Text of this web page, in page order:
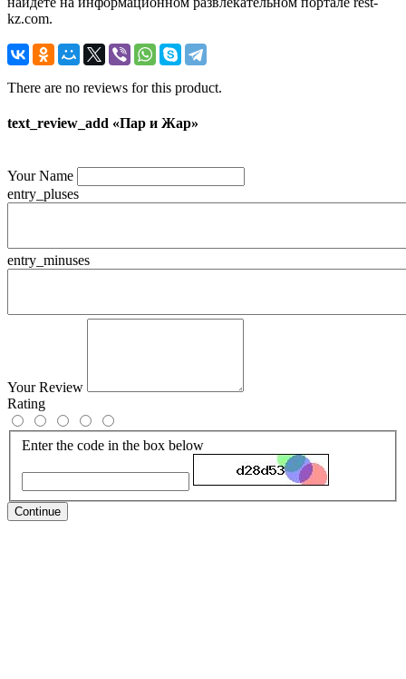
kz.com.
There are no reviews for this product.
text_review_add «Пар и Жар»
Your Name
entry_pluses
entry_minuses
Your Review
Rating
Enter the code in the box below
Continue